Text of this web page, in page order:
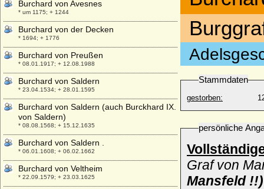
Stammdaten
gestorben:
persönliche
Graf von
Mansfeld !!)
Burchard von Avesnes
* um 1175; + 1244
Burchard von der Decken
* 1694; + 1776
Burchard von Preußen
* 08.01.1917; + 12.08.1988
Burchard von Saldern
* 23.04.1534; + 28.01.1595
Burchard von Saldern (auch Burckhard IX.
von Saldern)
* 08.08.1568; + 15.12.1635
Burchard von Saldern .
* 06.01.1608; + 06.02.1662
Burchard von Veltheim
* 22.09.1579; + 23.03.1625